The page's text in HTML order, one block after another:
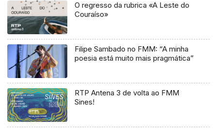
O regresso da rubrica «A Leste do
Couraíso»
Filipe Sambado no FMM: “A minha
poesia está muito mais pragmática”
RTP Antena 3 de volta ao FMM
Sines!